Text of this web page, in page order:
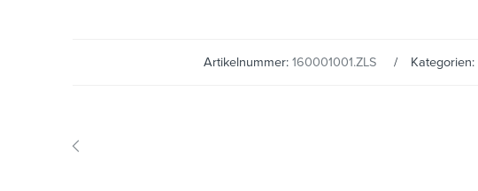
Artikelnummer: 160001001.ZLS Kategorien: